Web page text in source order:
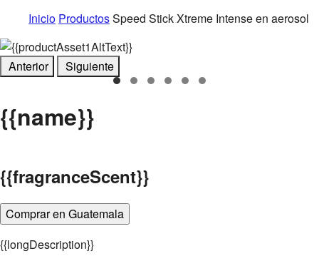
Inicio ProductosSpeed Stick Xtreme Intense en aerosol
Anterior Siguiente
{{name}}
{{fragranceScent}}
Comprar en Guatemala
{{longDescription}}